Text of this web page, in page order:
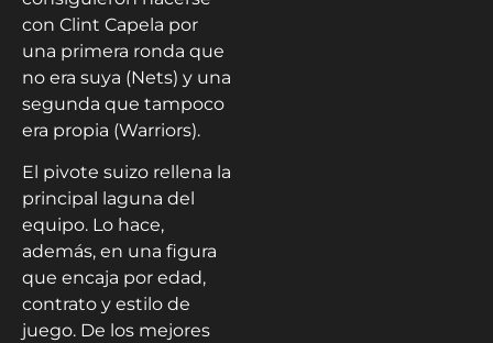
con Clint Capela por
una primera ronda que
no era suya (Nets) y una
segunda que tampoco
era propia (Warriors).
El pivote suizo rellena la
principal laguna del
equipo. Lo hace,
además, en una figura
que encaja por edad,
contrato y estilo de
juego. De los mejores